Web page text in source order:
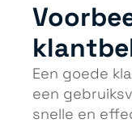
Een goede
een
snelle en